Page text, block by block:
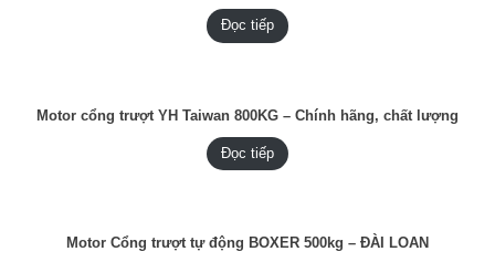
Đọc tiếp
Motor cổng trượt YH Taiwan 800KG – Chính hãng, chất lượng
Đọc tiếp
Motor Cổng trượt tự động BOXER 500kg – ĐÀI LOAN